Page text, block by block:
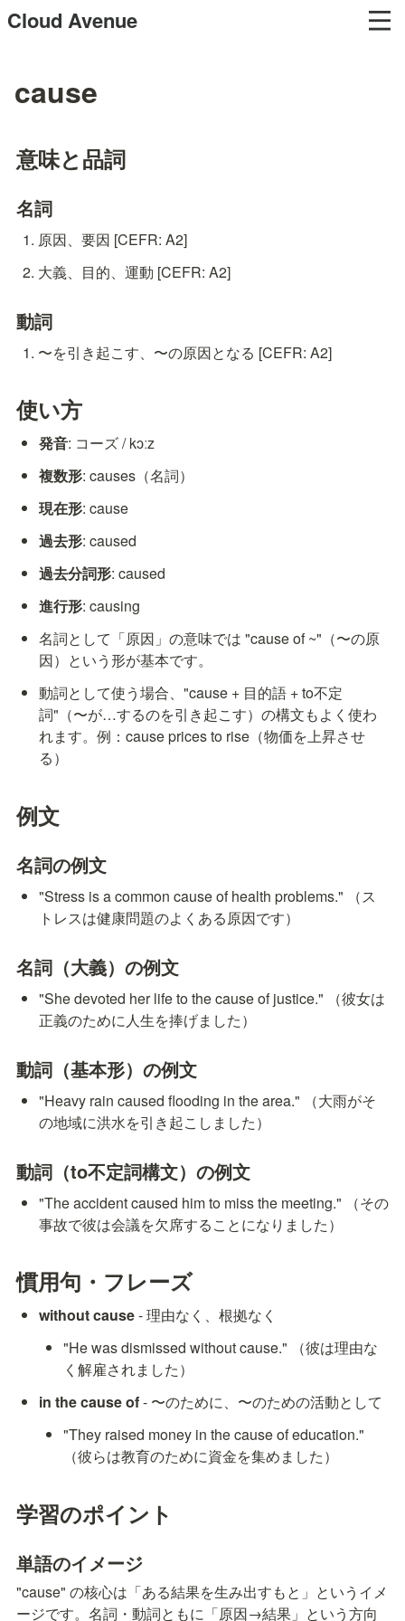
Cloud Avenue
cause
意味と品詞
名詞
原因、要因 [CEFR: A2]
大義、目的、運動 [CEFR: A2]
動詞
〜を引き起こす、〜の原因となる [CEFR: A2]
使い方
発音: コーズ / kɔːz
複数形: causes（名詞）
現在形: cause
過去形: caused
過去分詞形: caused
進行形: causing
名詞として「原因」の意味では "cause of ~"（〜の原
因）という形が基本です。
動詞として使う場合、"cause + 目的語 + to不定
詞"（〜が…するのを引き起こす）の構文もよく使わ
れます。例：cause prices to rise（物価を上昇させ
る）
例文
名詞の例文
"Stress is a common cause of health problems." （ス
トレスは健康問題のよくある原因です）
名詞（大義）の例文
"She devoted her life to the cause of justice." （彼女は
正義のために人生を捧げました）
動詞（基本形）の例文
"Heavy rain caused flooding in the area." （大雨がそ
の地域に洪水を引き起こしました）
動詞（to不定詞構文）の例文
"The accident caused him to miss the meeting." （その
事故で彼は会議を欠席することになりました）
慣用句・フレーズ
without cause - 理由なく、根拠なく
"He was dismissed without cause." （彼は理由な
く解雇されました）
in the cause of - 〜のために、〜のための活動として
"They raised money in the cause of education."
（彼らは教育のために資金を集めました）
学習のポイント
単語のイメージ
"cause" の核心は「ある結果を生み出すもと」というイメ
ージです。名詞・動詞ともに「原因→結果」という方向